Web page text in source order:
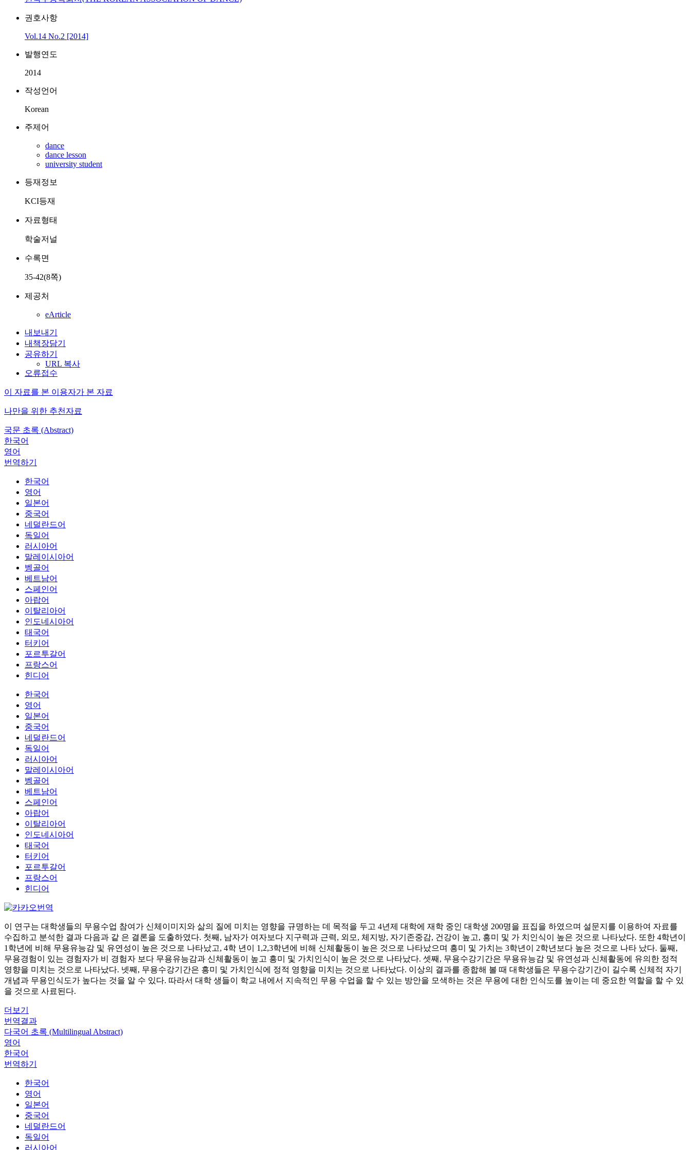
권호사항
Vol.14 No.2 [2014]
발행연도
2014
작성언어
Korean
주제어
dance
dance lesson
university student
등재정보
KCI등재
자료형태
학술저널
수록면
35-42(8쪽)
제공처
eArticle
내보내기
내책장담기
공유하기
URL 복사
오류접수
이 자료를 본 이용자가 본 자료
나만을 위한 추천자료
국문 초록 (Abstract)
한국어
영어
번역하기
한국어
영어
일본어
중국어
네덜란드어
독일어
러시아어
말레이시아어
벵골어
베트남어
스페인어
아랍어
이탈리아어
인도네시아어
태국어
터키어
포르투갈어
프랑스어
힌디어
한국어
영어
일본어
중국어
네덜란드어
독일어
러시아어
말레이시아어
벵골어
베트남어
스페인어
아랍어
이탈리아어
인도네시아어
태국어
터키어
포르투갈어
프랑스어
힌디어
이 연구는 대학생들의 무용수업 참여가 신체이미지와 삶의 질에 미치는 영향을 규명하는 데 목적을 두고 4년제 대학에 재학 중인 대학생 200명을 표집을 하였으며 설문지를 이용하여 자료를
수집하고 분석한 결과 다음과 같 은 결론을 도출하였다. 첫째, 남자가 여자보다 지구력과 근력, 외모, 체지방, 자기존중감, 건강이 높고, 흥미 및 가 치인식이 높은 것으로 나타났다. 또한 4학년이
1학년에 비해 무용유능감 및 유연성이 높은 것으로 나타났고, 4학 년이 1,2,3학년에 비해 신체활동이 높은 것으로 나타났으며 흥미 및 가치는 3학년이 2학년보다 높은 것으로 나타 났다. 둘째,
무용경험이 있는 경험자가 비 경험자 보다 무용유능감과 신체활동이 높고 흥미 및 가치인식이 높은 것으로 나타났다. 셋째, 무용수강기간은 무용유능감 및 유연성과 신체활동에 유의한 정적
영향을 미치는 것으로 나타났다. 넷째, 무용수강기간은 흥미 및 가치인식에 정적 영향을 미치는 것으로 나타났다. 이상의 결과를 종합해 볼 때 대학생들은 무용수강기간이 길수록 신체적 자기
개념과 무용인식도가 높다는 것을 알 수 있다. 따라서 대학 생들이 학교 내에서 지속적인 무용 수업을 할 수 있는 방안을 모색하는 것은 무용에 대한 인식도를 높이는 데 중요한 역할을 할 수 있
을 것으로 사료된다.
더보기
번역결과
다국어 초록 (Multilingual Abstract)
영어
한국어
번역하기
한국어
영어
일본어
중국어
네덜란드어
독일어
러시아어